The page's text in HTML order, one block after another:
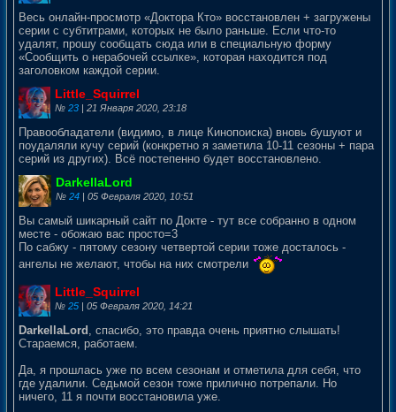
Весь онлайн-просмотр «Доктора Кто» восстановлен + загружены
серии с субтитрами, которых не было раньше. Если что-то
удалят, прошу сообщать сюда или в специальную форму
«Сообщить о нерабочей ссылке», которая находится под
заголовком каждой серии.
Little_Squirrel
№ 23 | 21 Января 2020, 23:18
Правообладатели (видимо, в лице Кинопоиска) вновь бушуют и
поудаляли кучу серий (конкретно я заметила 10-11 сезоны + пара
серий из других). Всё постепенно будет восстановлено.
DarkellaLord
№ 24| 05 Февраля 2020, 10:51
Вы самый шикарный сайт по Докте - тут все собранно в одном
месте - обожаю вас просто=3
По сабжу - пятому сезону четвертой серии тоже досталось -
ангелы не желают, чтобы на них смотрели
Little_Squirrel
№ 25 | 05 Февраля 2020, 14:21
DarkellaLord , спасибо, это правда очень приятно слышать!
Стараемся, работаем.
Да, я прошлась уже по всем сезонам и отметила для себя, что
где удалили. Седьмой сезон тоже прилично потрепали. Но
ничего, 11 я почти восстановила уже.